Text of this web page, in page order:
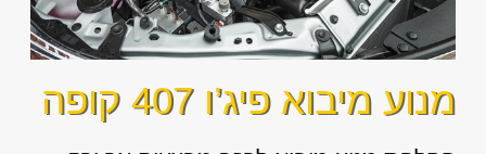
מנוע מיבוא פיג’ו 407 קופה